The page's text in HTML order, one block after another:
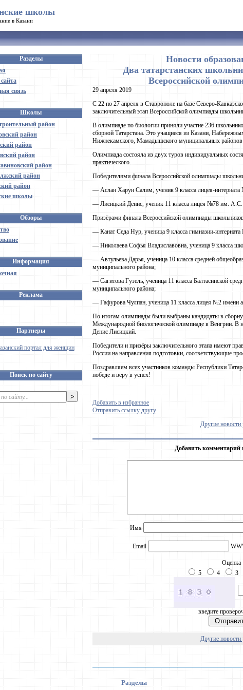
школы
в Казани
Разделы
связь
Школы
район
район
район
район
район
район
район
школы
Обзоры
Информация
Реклама
Партнеры
Поиск по сайту
Новости
Два татарстанских
Всероссийской
29 апреля 2019
С 22 по 27 апреля в Ставрополе на базе Северо-
заключительный этап Всероссийской олимпиады
В олимпиаде по биологии приняли участие 236
сборной Татарстана. Это учащиеся из Казани,
Нижнекамского, Мамадышского муниципальных районов.
Олимпиада состояла из двух туров индивидуальных
практического.
Победителями финала Всероссийской олимпиады
— Аслан Харун Салим, ученик 9 класса лицея-интерната
— Лисицкий Денис, ученик 11 класса лицея №78 им.
Призёрами финала Всероссийской олимпиады
— Канат Седа Нур, ученица 9 класса гимназии-
— Николаева Софья Владиславовна, ученица 9 класса
— Автульева Дарья, ученица 10 класса средней
муниципального района;
— Сагитова Гузель, ученица 11 класса Балтасинской
муниципального района;
— Гафурова Чулпан, ученица 11 класса лицея №2
По итогам олимпиады были выбраны кандидаты в
Международной биологической олимпиаде в Венгрии. В
Денис Лисицкий.
Победители и призёры заключительного этапа имеют
России на направления подготовки, соответствующие
Поздравляем всех участников команды Республики
победе и веру в успех!
Добавить в избранное
Отправить ссылку другу
Другие новости
Добавить комментарий
Имя
Email
Оценка
5
4 3
введите
Другие новости
Разделы